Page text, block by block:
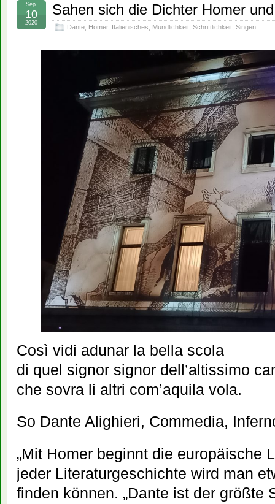
Sahen sich die Dichter Homer
Dante Homer, Italienisches Mündlichkeit Schriftlichkeit Singen
Sep.
10
2020
Così vidi adunar la bella scola
di quel signor signor dell’altissimo
che sovra li altri com’aquila vola.
So Dante Alighieri, Commedia,
„Mit Homer beginnt die europäische
jeder Literaturgeschichte wird man
finden können. „Dante ist der größte